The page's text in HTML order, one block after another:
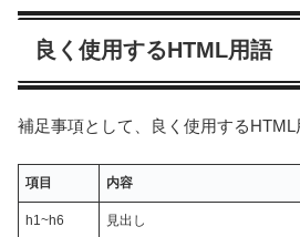
良く使用するHTML用語
補足事項として、良く使用するHTML
項目 内容
h1~h6 見出し